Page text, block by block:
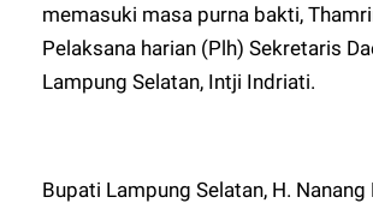
memasuki masa purna bakti,
Pelaksana harian (Plh) Sekretaris
Lampung Selatan, Intji Indriati.
Bupati Lampung Selatan, H. Nanang